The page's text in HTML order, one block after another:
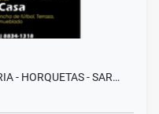
- HORQUETAS - SAR…